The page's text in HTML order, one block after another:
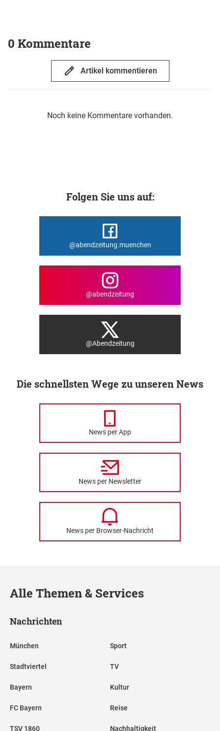
0 Kommentare
Artikel kommentieren
Noch keine Kommentare vorhanden.
Folgen Sie uns auf:
@abendzeitung.muenchen
@abendzeitung
@Abendzeitung
Die schnellsten Wege zu unseren News
News per App
News per Newsletter
News per Browser-Nachricht
Alle Themen & Services
Nachrichten
München
Stadtviertel
Bayern
FC Bayern
TSV 1860
Sport
TV
Kultur
Reise
Nachhaltigkeit